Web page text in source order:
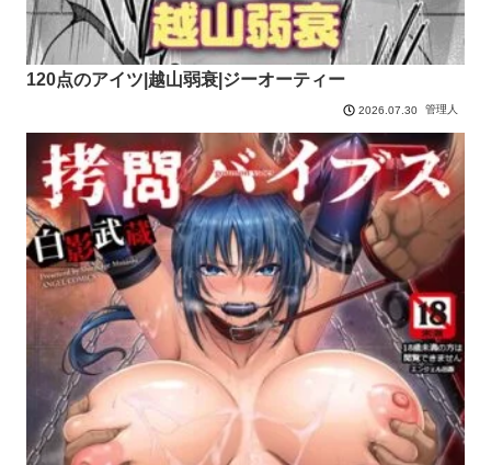
120点のアイツ|越山弱衰|ジーオーティー
2026.07.30 管理人